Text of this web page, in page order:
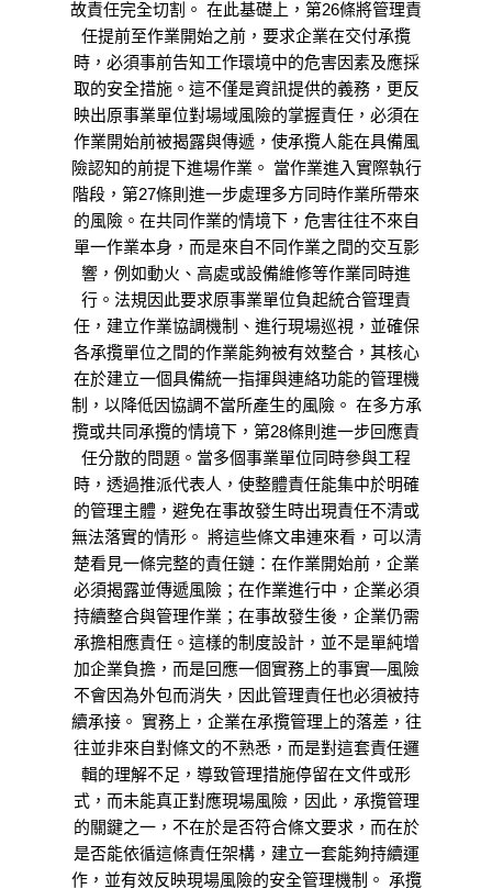
故責任完全切割。 在此基礎上，第26條將管理責
任提前至作業開始之前，要求企業在交付承攬
時，必須事前告知工作環境中的危害因素及應採
取的安全措施。這不僅是資訊提供的義務，更反
映出原事業單位對場域風險的掌握責任，必須在
作業開始前被揭露與傳遞，使承攬人能在具備風
險認知的前提下進場作業。 當作業進入實際執行
階段，第27條則進一步處理多方同時作業所帶來
的風險。在共同作業的情境下，危害往往不來自
單一作業本身，而是來自不同作業之間的交互影
響，例如動火、高處或設備維修等作業同時進
行。法規因此要求原事業單位負起統合管理責
任，建立作業協調機制、進行現場巡視，並確保
各承攬單位之間的作業能夠被有效整合，其核心
在於建立一個具備統一指揮與連絡功能的管理機
制，以降低因協調不當所產生的風險。 在多方承
攬或共同承攬的情境下，第28條則進一步回應責
任分散的問題。當多個事業單位同時參與工程
時，透過推派代表人，使整體責任能集中於明確
的管理主體，避免在事故發生時出現責任不清或
無法落實的情形。 將這些條文串連來看，可以清
楚看見一條完整的責任鏈：在作業開始前，企業
必須揭露並傳遞風險；在作業進行中，企業必須
持續整合與管理作業；在事故發生後，企業仍需
承擔相應責任。這樣的制度設計，並不是單純增
加企業負擔，而是回應一個實務上的事實—風險
不會因為外包而消失，因此管理責任也必須被持
續承接。 實務上，企業在承攬管理上的落差，往
往並非來自對條文的不熟悉，而是對這套責任邏
輯的理解不足，導致管理措施停留在文件或形
式，而未能真正對應現場風險，因此，承攬管理
的關鍵之一，不在於是否符合條文要求，而在於
是否能依循這條責任架構，建立一套能夠持續運
作，並有效反映現場風險的安全管理機制。 承攬